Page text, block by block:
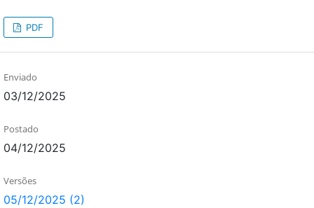
PDF
Enviado
03/12/2025
Postado
04/12/2025
Versões
05/12/2025 (2)